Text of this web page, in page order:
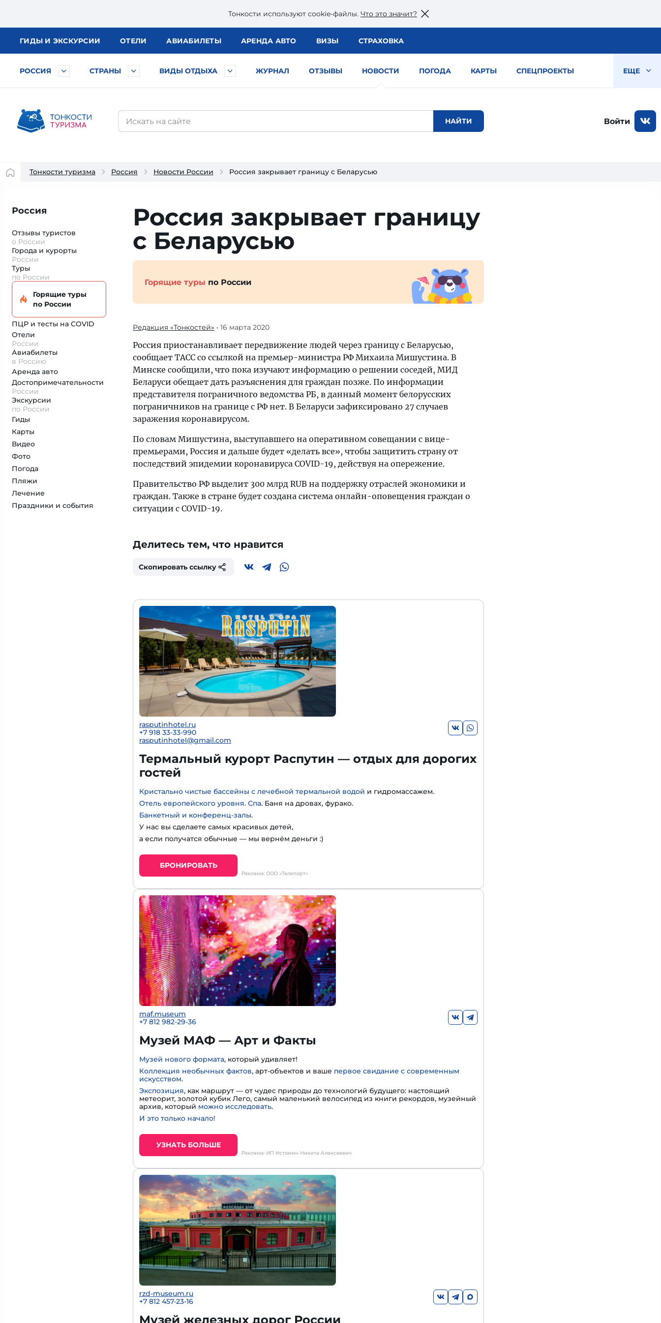
Тонкости используют сookie-файлы. Что это значит?
ГИДЫ И ЭКСКУРСИИ ОТЕЛИ АВИАБИЛЕТЫ АРЕНДА АВТО ВИЗЫ СТРАХОВКА
РОССИЯ СТРАНЫ ВИДЫ ОТДЫХА ЖУРНАЛ ОТЗЫВЫ НОВОСТИ ПОГОДА КАРТЫ СПЕЦПРОЕКТЫ ЕЩЕ
Войти
Тонкости туризма Россия Новости России Россия закрывает границу с Беларусью
Россия
Отзывы туристов
о России
Города и курорты
России
Туры
по России
Горящие туры
по России
ПЦР и тесты на COVID
Отели
России
Авиабилеты
в Россию
Аренда авто
Достопримеча­тельности
России
Экскурсии
по России
Гиды
Карты
Видео
Фото
Погода
Пляжи
Лечение
Праздники и события
Россия закрывает границу
с Беларусью
Горящие туры по России
Редакция «Тонкостей» • 16 марта 2020
Россия приостанавливает передвижение людей через границу с Беларусью,
сообщает ТАСС со ссылкой на премьер-министра РФ Михаила Мишустина. В
Минске сообщили, что пока изучают информацию о решении соседей, МИД
Беларуси обещает дать разъяснения для граждан позже. По информации
представителя пограничного ведомства РБ, в данный момент белорусских
пограничников на границе с РФ нет. В Беларуси зафиксировано 27 случаев
заражения коронавирусом.
По словам Мишустина, выступавшего на оперативном совещании с вице-
премьерами, Россия и дальше будет «делать все», чтобы защитить страну от
последствий эпидемии коронавируса COVID-19, действуя на опережение.
Правительство РФ выделит 300 млрд RUB на поддержку отраслей экономики и
граждан. Также в стране будет создана система онлайн-оповещения граждан о
ситуации с COVID-19.
Делитесь тем, что нравится
Скопировать ссылку
rasputinhotel.ru
+7 918 33-33-990
rasputinhotel@gmail.com
Термальный курорт Распутин — отдых для дорогих
гостей
Кристально чистые бассейны с лечебной термальной водой и гидромассажем.
Отель европейского уровня. Спа. Баня на дровах, фурако.
Банкетный и конференц-залы.
У нас вы сделаете самых красивых детей,
а если получатся обычные — мы вернём деньги :)
БРОНИРОВАТЬ
Реклама: ООО «Телепорт»
maf.museum
+7 812 982-29-36
Музей МАФ — Арт и Факты
Музей нового формата, который удивляет!
Коллекция необычных фактов, арт-объектов и ваше первое свидание с современным
искусством.
Экспозиция, как маршрут — от чудес природы до технологий будущего: настоящий
метеорит, золотой кубик Лего, самый маленький велосипед из книги рекордов, музейный
архив, который можно исследовать.
И это только начало!
УЗНАТЬ БОЛЬШЕ
Реклама: ИП Истомин Никита Алексеевич
rzd-museum.ru
+7 812 457-23-16
Музей железных дорог России